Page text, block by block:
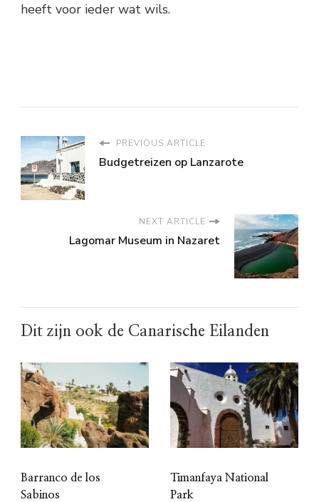
heeft voor ieder wat wils.
PREVIOUS ARTICLE
Budgetreizen op Lanzarote
NEXT ARTICLE
Lagomar Museum in Nazaret
Dit zijn ook de Canarische Eilanden
Barranco de los
Sabinos
Timanfaya National
Park